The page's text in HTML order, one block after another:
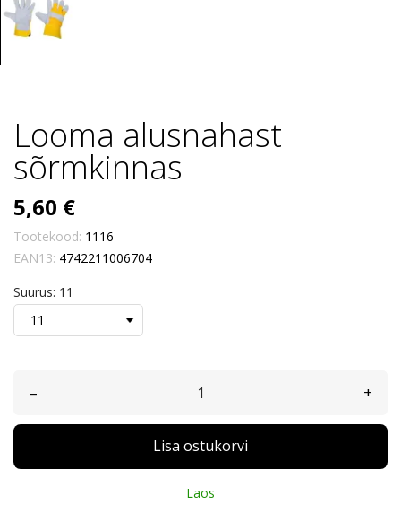
Looma alusnahast
sõrmkinnas
5,60 €
Tootekood: 1116
EAN13: 4742211006704
Suurus: 11
– +
Lisa ostukorvi
Laos